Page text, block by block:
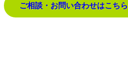
ご相談・お問い合わせはこちら